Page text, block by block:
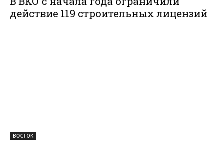
действие 119 строительных лицензий
ВОСТОК